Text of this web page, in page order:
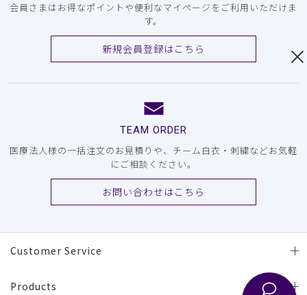
会員さまはお得なポイントや便利なマイページをご利用いただけま
す。
新規会員登録はこちら
TEAM ORDER
医療法人様の一括注文のお見積りや、チーム白衣・刺繍などお気軽
にご相談ください。
お問い合わせはこちら
Customer Service
Products